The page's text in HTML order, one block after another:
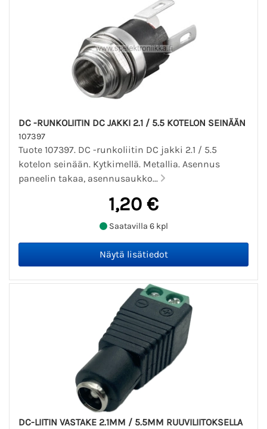
DC -RUNKOLIITIN DC JAKKI 2.1 / 5.5 KOTELON SEINÄÄN
107397
Tuote 107397. DC -runkoliitin DC jakki 2.1 / 5.5
kotelon seinään. Kytkimellä. Metallia. Asennus
paneelin takaa, asennusaukko...
1,20 €
Saatavilla 6 kpl
DC-LIITIN VASTAKE 2.1MM / 5.5MM RUUVILIITOKSELLA